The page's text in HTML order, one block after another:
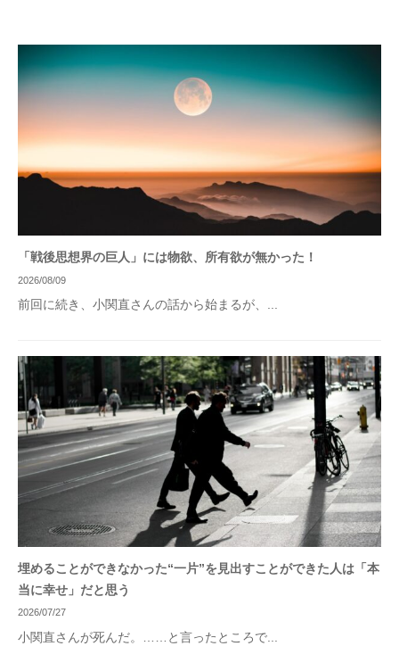
「戦後思想界の巨人」には物欲、所有欲が無かった！
2026/08/09
前回に続き、小関直さんの話から始まるが、...
埋めることができなかった“一片”を見出すことができた人は「本
当に幸せ」だと思う
2026/07/27
小関直さんが死んだ。……と言ったところで...